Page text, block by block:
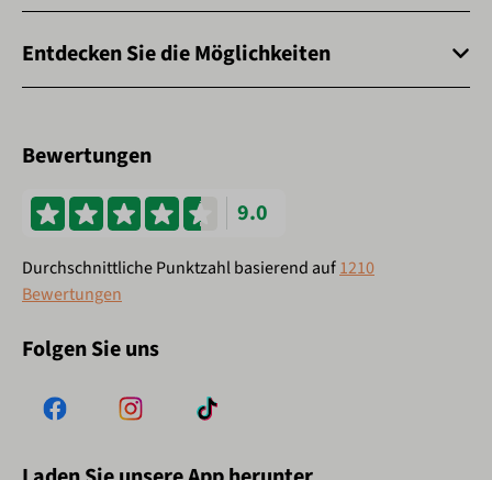
Entdecken Sie die Möglichkeiten
Bewertungen
9.0
Durchschnittliche Punktzahl basierend auf1210
Bewertungen
Folgen Sie uns